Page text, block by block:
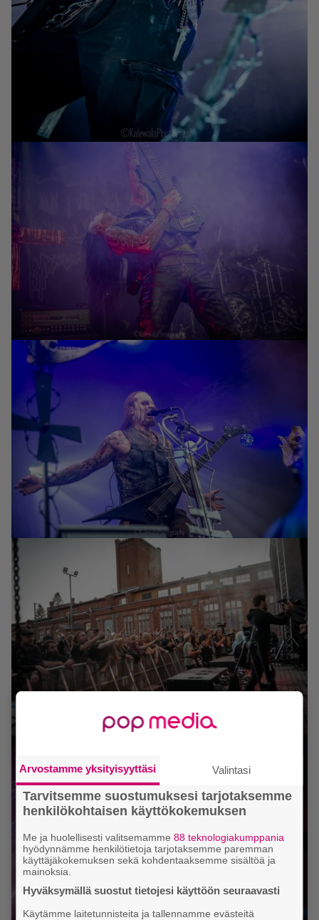
Arvostamme yksityisyyttäsi Valintasi
Tarvitsemme suostumuksesi tarjotaksemme
henkilökohtaisen käyttökokemuksen
Me ja huolellisesti valitsemamme88 teknologiakumppania
hyödynnämme henkilötietoja tarjotaksemme paremman
käyttäjäkokemuksen sekä kohdentaaksemme sisältöä ja
mainoksia.
Hyväksymällä suostut tietojesi käyttöön seuraavasti
Käytämme laitetunnisteita ja tallennamme evästeitä